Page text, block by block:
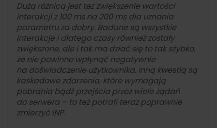
Dużą różnicą jest też zwiększenie wartości
interakcji z 100 ms na 200 ms dla uznania
parametru za dobry. Badane są wszystkie
interakcje i dlatego czasy również zostały
zwiększone, ale i tak ma dziać się to tak szybko,
że nie powinno wpłynąć negatywnie
na doświadczenie użytkownika. Inną kwestią są
kaskadowe zdarzenia, które wymagają
pobrania bądź przejścia przez wiele żądań
do serwera – to też potrafi teraz poprawnie
zmierzyć INP.